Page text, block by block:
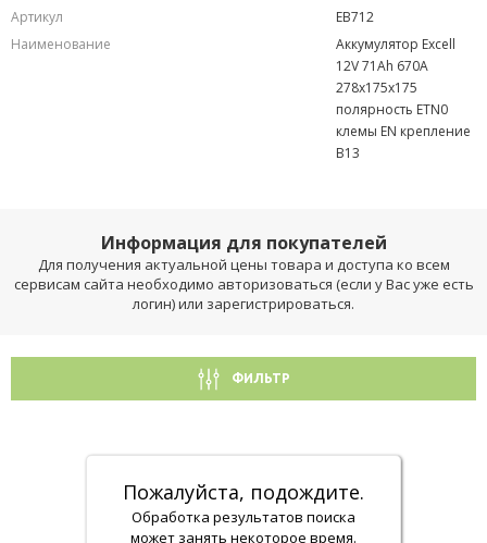
Артикул
EB712
Наименование
Аккумулятор Excell
12V 71Ah 670A
278х175х175
полярность ETN0
клемы EN крепление
B13
Информация для покупателей
Для получения актуальной цены товара и доступа ко всем
сервисам сайта необходимо авторизоваться (если у Вас уже есть
логин) или зарегистрироваться.
ФИЛЬТР
Пожалуйста, подождите.
Обработка результатов поиска
может занять некоторое время.